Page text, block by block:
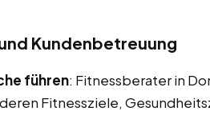
Kundenbetreuung
führen: Fitnessberater in
Fitnessziele,